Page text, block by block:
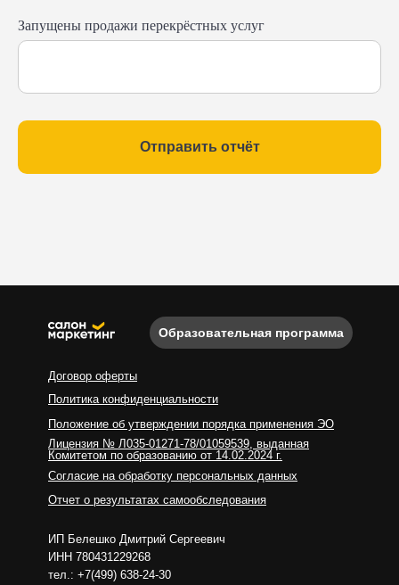
Запущены продажи перекрёстных услуг
Отправить отчёт
ИП Белешко Дмитрий Сергеевич
ИНН 780431229268
тел.: +7(499) 638-24-30
Образовательная программа
Договор оферты
Политика конфиденциальности
Положение об утверждении порядка применения ЭО
Согласие на обработку персональных данных
Отчет о результатах самообследования
Лицензия № Л035-01271-78/01059539, выданная
Комитетом по образованию от 14.02.2024 г.